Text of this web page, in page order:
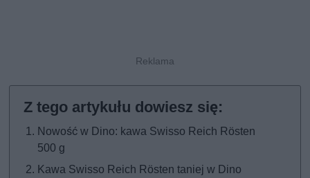
Nowość w Dino: kawa Swisso Reich Rösten
500 g
Kawa Swisso Reich Rösten taniej w Dino